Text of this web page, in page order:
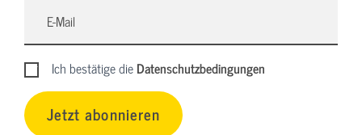
Ich bestätige dieDatenschutzbedingungen
Jetzt abonnieren